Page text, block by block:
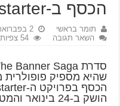
הכסף ב-Kickstarter תוך שבוע
תומר בראשי 2 בפברואר 2017
השאר תגובה
54 צפיות
שהיא מספיק פופולרית
הושק ב-24 בינואר והמטרה הייתה $200,000